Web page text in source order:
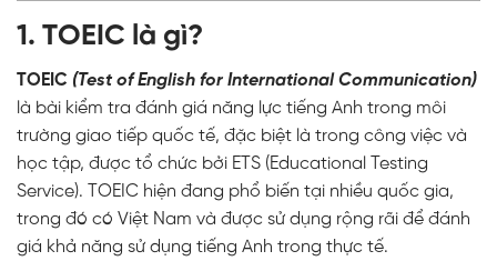
1. TOEIC là gì?
TOEIC (Test of English for International Communication)
là bài kiểm tra đánh giá năng lực tiếng Anh trong môi
trường giao tiếp quốc tế, đặc biệt là trong công việc và
học tập, được tổ chức bởi ETS (Educational Testing
Service).
TOEIC hiện đang phổ biến tại nhiều quốc gia,
trong đó có Việt Nam và được sử dụng rộng rãi để đánh
giá khả năng sử dụng tiếng Anh trong thực tế.